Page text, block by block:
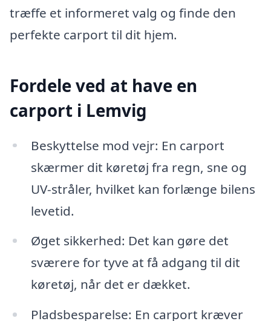
træffe et informeret valg og finde den
perfekte carport til dit hjem.
Fordele ved at have en
carport i Lemvig
Beskyttelse mod vejr: En carport
skærmer dit køretøj fra regn, sne og
UV-stråler, hvilket kan forlænge bilens
levetid.
Øget sikkerhed: Det kan gøre det
sværere for tyve at få adgang til dit
køretøj, når det er dækket.
Pladsbesparelse: En carport kræver